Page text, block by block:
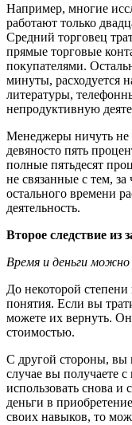
Например, многие
работают только
Средний торговец
прямые торговые
покупателями.
минуты, расходуется
литературы,
непродуктивную
Менеджеры ничуть не
девяносто пять
полные пятьдесят
не связанные с тем, за
остального времени
деятельность.
Второе следствие из
Время и деньги
До некоторой
понятия. Если вы
можете их вернуть.
стоимостью.
С другой стороны, вы
случае вы получаете
использовать снова и
деньги в
своих навыков, то